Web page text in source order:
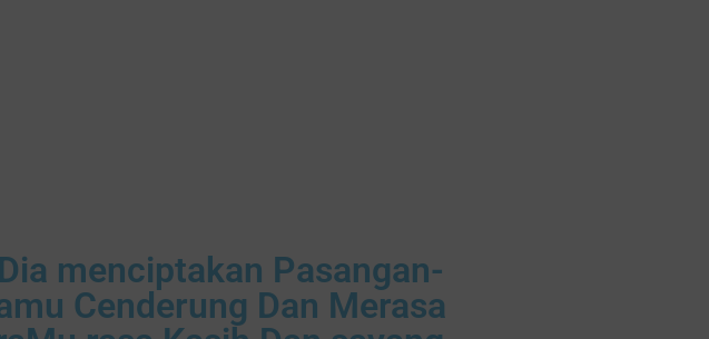
menciptakan Pasangan-
Cenderung Dan Merasa